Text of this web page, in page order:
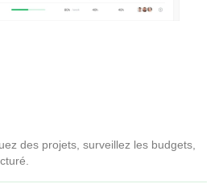
des projets, surveillez les budgets,